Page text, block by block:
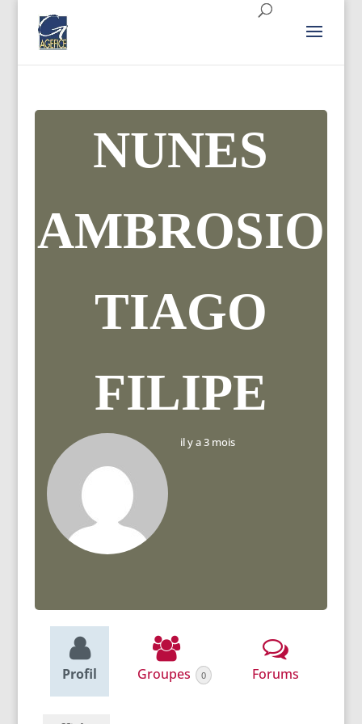
NUNES
AMBROSIO
TIAGO
FILIPE
il y a 3 mois
Profil Groupes 0 Forums